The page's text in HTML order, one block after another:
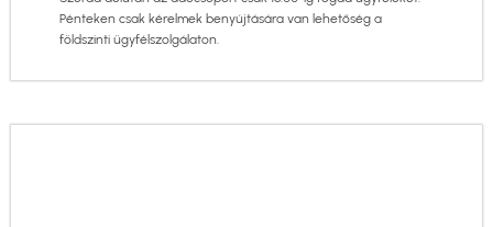
Pénteken csak kérelmek benyújtására van lehetőség a
földszinti ügyfélszolgálaton.